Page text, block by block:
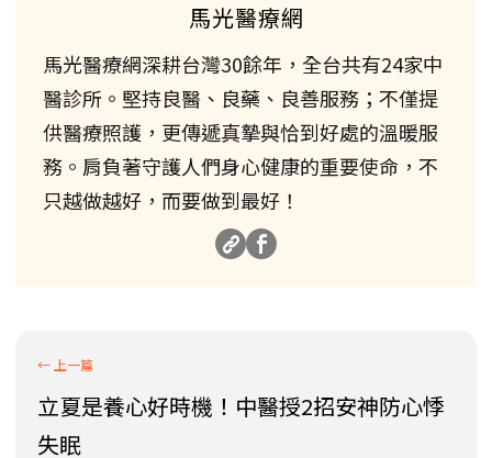
馬光醫療網
馬光醫療網深耕台灣30餘年，全台共有24家中
醫診所。堅持良醫、良藥、良善服務；不僅提
供醫療照護，更傳遞真摯與恰到好處的溫暖服
務。肩負著守護人們身心健康的重要使命，不
只越做越好，而要做到最好！
立夏是養心好時機！中醫授2招安神防心悸
失眠